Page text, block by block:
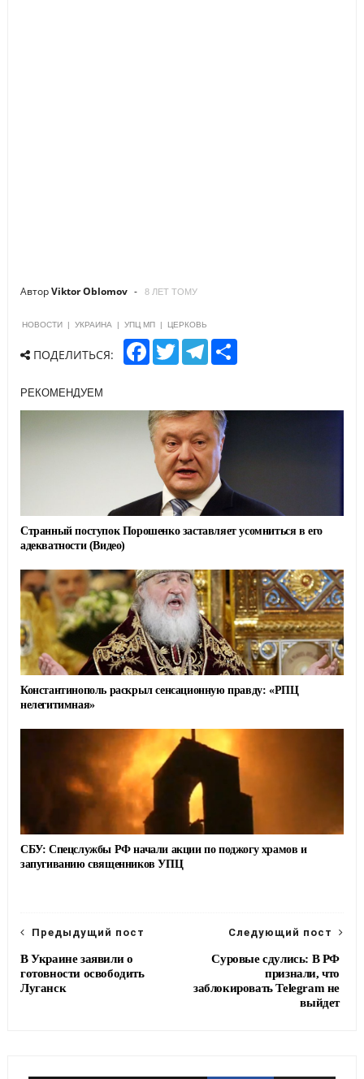
АвторViktor Oblomov 8 ЛЕТ ТОМУ
НОВОСТИ | УКРАИНА | УПЦ МП | ЦЕРКОВЬ
ПОДЕЛИТЬСЯ:
F
o
o
k
T
w
e
r
T
e
r
a
m
S
РЕКОМЕНДУЕМ
Странный поступок Порошенко заставляет усомниться в его
адекватности (Видео)
Константинополь раскрыл сенсационную правду: «РПЦ
нелегитимная»
СБУ: Спецслужбы РФ начали акции по поджогу храмов и
запугиванию священников УПЦ
Следующий пост
Суровые сдулись: В РФ
признали, что
заблокировать Telegram не
выйдет
Предыдущий пост
В Украине заявили о
готовности освободить
Луганск